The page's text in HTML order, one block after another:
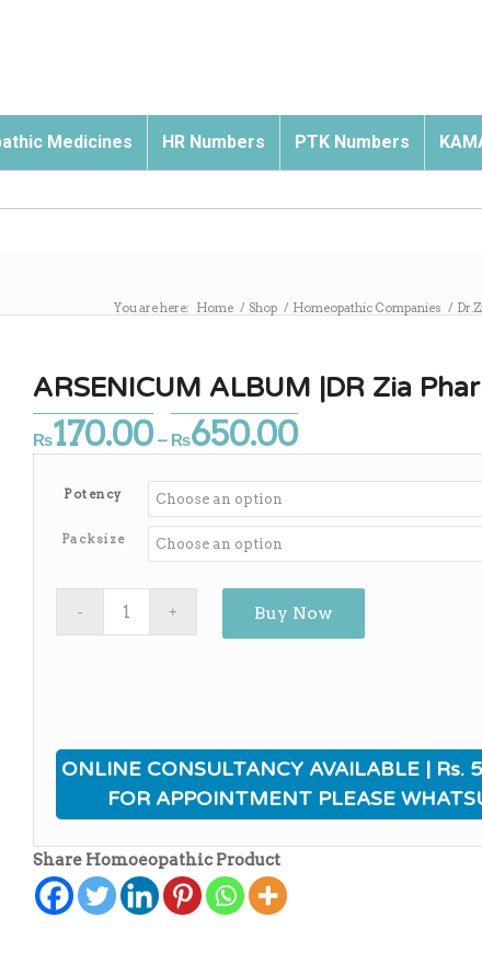
Medicines HR Numbers PTK Numbers
You are here: Home / Shop / Homeopathic Companies /
ARSENICUM ALBUM |DR Zia
₨170.00 – ₨650.00Price
range:
₨170.00
through
Potency
Packsize
Buy Now
ONLINE CONSULTANCY AVAILABLE | Rs.
FOR APPOINTMENT PLEASE
Share Homoeopathic Product